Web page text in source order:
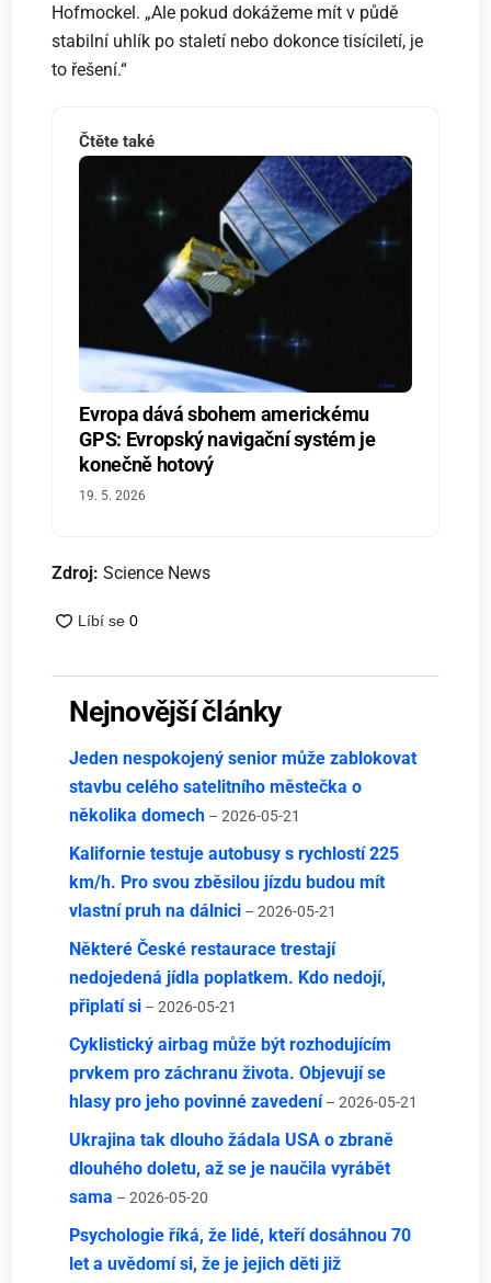
Hofmockel. „Ale pokud dokážeme mít v půdě
stabilní uhlík po staletí nebo dokonce tisíciletí, je
to řešení.“
Čtěte také
Evropa dává sbohem americkému
GPS: Evropský navigační systém je
konečně hotový
19. 5. 2026
Zdroj: Science News
Nejnovější články
Jeden nespokojený senior může zablokovat
stavbu celého satelitního městečka o
několika domech – 2026-05-21
Kalifornie testuje autobusy s rychlostí 225
km/h. Pro svou zběsilou jízdu budou mít
vlastní pruh na dálnici – 2026-05-21
Některé České restaurace trestají
nedojedená jídla poplatkem. Kdo nedojí,
připlatí si – 2026-05-21
Cyklistický airbag může být rozhodujícím
prvkem pro záchranu života. Objevují se
hlasy pro jeho povinné zavedení – 2026-05-21
Ukrajina tak dlouho žádala USA o zbraně
dlouhého doletu, až se je naučila vyrábět
sama – 2026-05-20
Psychologie říká, že lidé, kteří dosáhnou 70
let a uvědomí si, že je jejich děti již